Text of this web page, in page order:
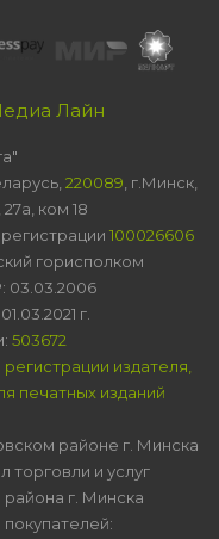
Лайн
220089 , г.Минск,
ком 18
100026606
горисполком
03.03.2006
г.
503672
издателя,
печатных изданий
районе г. Минска
и услуг
г. Минска